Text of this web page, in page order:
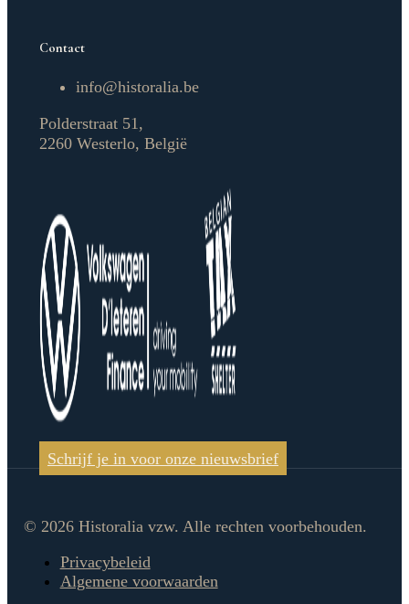
Contact
info@historalia.be
Polderstraat 51,
2260 Westerlo, België
Schrijf je in voor onze nieuwsbrief
© 2026 Historalia vzw. Alle rechten voorbehouden.
Privacybeleid
Algemene voorwaarden